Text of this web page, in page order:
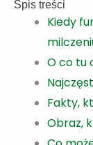
Spis treści
Kiedy
O co tu
Fakty,
Obraz,